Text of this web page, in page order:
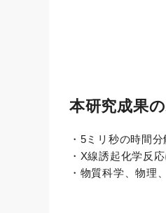
本研究成果
・5ミリ秒の時間
・X線誘起化学反
・物質科学、物理